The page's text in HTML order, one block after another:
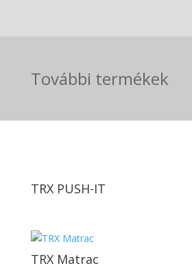
További termékek
TRX PUSH-IT
TRX Matrac